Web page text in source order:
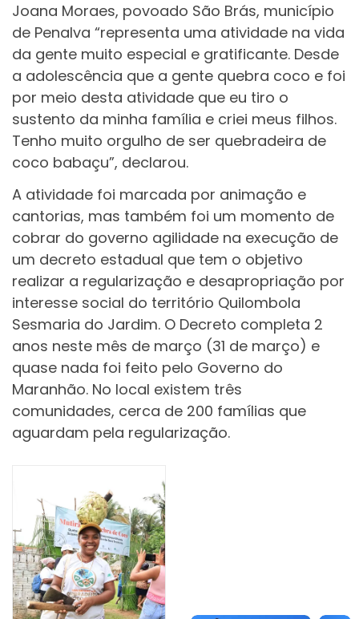
Joana Moraes, povoado São Brás, município
de Penalva “representa uma atividade na vida
da gente muito especial e gratificante. Desde
a adolescência que a gente quebra coco e foi
por meio desta atividade que eu tiro o
sustento da minha família e criei meus filhos.
Tenho muito orgulho de ser quebradeira de
coco babaçu”, declarou.
A atividade foi marcada por animação e
cantorias, mas também foi um momento de
cobrar do governo agilidade na execução de
um decreto estadual que tem o objetivo
realizar a regularização e desapropriação por
interesse social do território Quilombola
Sesmaria do Jardim. O Decreto completa 2
anos neste mês de março (31 de março) e
quase nada foi feito pelo Governo do
Maranhão. No local existem três
comunidades, cerca de 200 famílias que
aguardam pela regularização.